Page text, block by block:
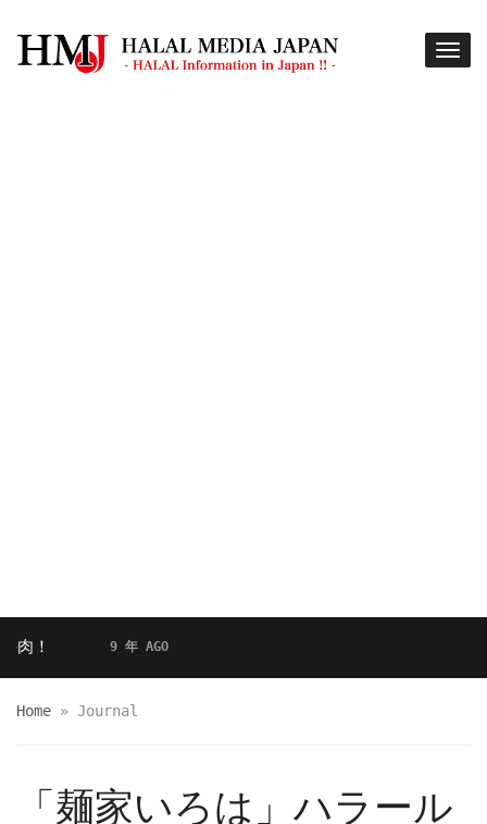
9 年 AGO
Home » Journal
「麺家いろは」ハラール